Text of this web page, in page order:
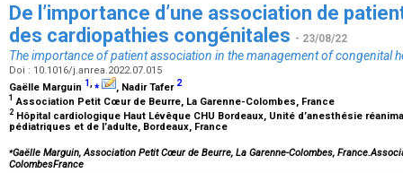
De l’importance d’une association de
des cardiopathies congénitales - 23/08/22
The importance of patient association in the management of congenital
Doi : 10.1016/j.anrea.2022.07.015
Gaëlle Marguin 1,⁎ , Nadir Tafer 2
1 Association Petit Cœur de Beurre, La Garenne-Colombes, France
2 Hôpital cardiologique Haut Lévêque CHU Bordeaux, Unité d’anesthésie
pédiatriques et de l’adulte, Bordeaux, France
⁎Gaëlle Marguin, Association Petit Cœur de Beurre, La Garenne-Colombes,
ColombesFrance